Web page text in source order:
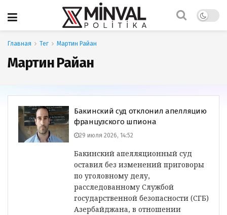
Главная Тег Мартин Райан
Мартин Райан
Бакинский суд отклонил апелляцию
французского шпиона
29 июля 2026, 14:52
Бакинский апелляционный суд
оставил без изменений приговоры
по уголовному делу,
расследованному Службой
государственной безопасности (СГБ)
Азербайджана, в отношении